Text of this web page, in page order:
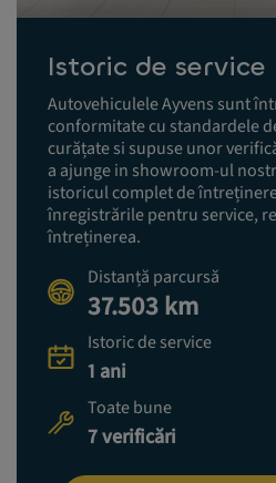
Istoric de service
Autovehiculele Ayvens sunt
conformitate cu standardele
curățate si supuse unor
a ajunge in showroom-ul
istoricul complet de
înregistrările pentru service,
întreținerea.
Distanță parcursă
37.503 km
Istoric de service
1 ani
Toate bune
7 verificări